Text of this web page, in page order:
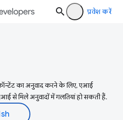
प्रवेश करें
का अनुवाद करने के लिए, एआई
से मिले अनुवादों में गलतियां हो सकती हैं.